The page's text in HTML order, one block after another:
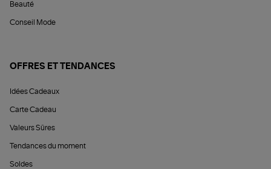
Beauté
Conseil Mode
OFFRES ET TENDANCES
Idées Cadeaux
Carte Cadeau
Valeurs Sûres
Tendances du moment
Soldes